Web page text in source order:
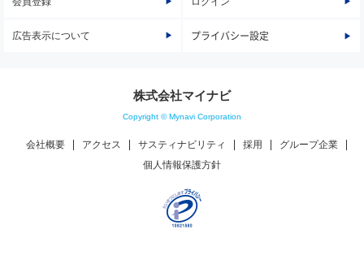
広告表示について プライバシー設定
株式会社マイナビ
Copyright © Mynavi Corporation
会社概要 アクセス サスティナビリティ 採用
グループ企業
個人情報保護方針